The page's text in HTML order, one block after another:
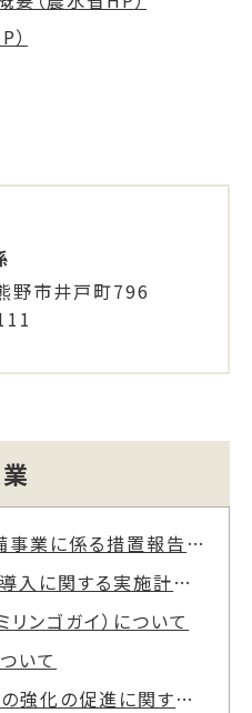
市井戸町796
び簡易的環境影響評価書(修正版)の公表
する実施計画書について
リンゴガイ）について
いて
促進に関する基本構想